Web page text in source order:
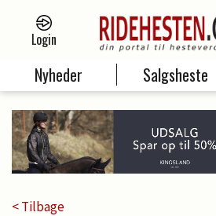
Login
Nyheder Salgsheste
< Tilbage